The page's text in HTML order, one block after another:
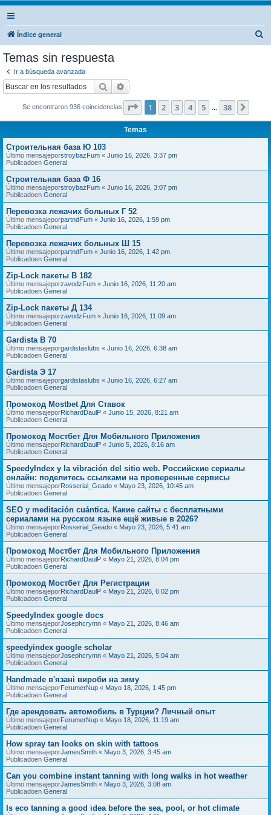
Índice general
Temas sin respuesta
Ir a búsqueda avanzada
Buscar
Se encontraron 936 coincidencias Página de 38
1 2 3 4 5 38
Temas
Строительная база Ю 103
Último mensajeporstroybazFum « Junio 16, 2026, 3:37 pm
Publicadoen General
Строительная база Ф 16
Último mensajeporstroybazFum « Junio 16, 2026, 3:07 pm
Publicadoen General
Перевозка лежачих больных Г 52
Último mensajeporpartndFum « Junio 16, 2026, 1:59 pm
Publicadoen General
Перевозка лежачих больных Ш 15
Último mensajeporpartndFum « Junio 16, 2026, 1:42 pm
Publicadoen General
Zip-Lock пакеты В 182
Último mensajeporzavodzFum « Junio 16, 2026, 11:20 am
Publicadoen General
Zip-Lock пакеты Д 134
Último mensajeporzavodzFum « Junio 16, 2026, 11:09 am
Publicadoen General
Gardista В 70
Último mensajeporgardistaslubs « Junio 16, 2026, 6:38 am
Publicadoen General
Gardista Э 17
Último mensajeporgardistaslubs « Junio 16, 2026, 6:27 am
Publicadoen General
Промокод Mostbet Для Ставок
Último mensajeporRichardDaulP « Junio 15, 2026, 8:21 am
Publicadoen General
Промокод Мостбет Для Мобильного Приложения
Último mensajeporRichardDaulP « Junio 5, 2026, 8:16 am
Publicadoen General
SpeedyIndex y la vibración del sitio web. Российские сериалы
онлайн: поделитесь ссылками на проверенные сервисы
Último mensajeporRosserial_Geado « Mayo 23, 2026, 10:45 am
Publicadoen General
SEO y meditación cuántica. Какие сайты с бесплатными
сериалами на русском языке ещё живые в 2026?
Último mensajeporRosserial_Geado « Mayo 23, 2026, 5:41 am
Publicadoen General
Промокод Мостбет Для Мобильного Приложения
Último mensajeporRichardDaulP « Mayo 21, 2026, 8:04 pm
Publicadoen General
Промокод Мостбет Для Регистрации
Último mensajeporRichardDaulP « Mayo 21, 2026, 6:02 pm
Publicadoen General
SpeedyIndex google docs
Último mensajeporJosephcrymn « Mayo 21, 2026, 8:46 am
Publicadoen General
speedyindex google scholar
Último mensajeporJosephcrymn « Mayo 21, 2026, 5:04 am
Publicadoen General
Handmade в'язані вироби на зиму
Último mensajeporFerumerNup « Mayo 18, 2026, 1:45 pm
Publicadoen General
Где арендовать автомобиль в Турции? Личный опыт
Último mensajeporFerumerNup « Mayo 18, 2026, 11:19 am
Publicadoen General
How spray tan looks on skin with tattoos
Último mensajeporJamesSmith « Mayo 3, 2026, 3:45 am
Publicadoen General
Can you combine instant tanning with long walks in hot weather
Último mensajeporJamesSmith « Mayo 3, 2026, 3:08 am
Publicadoen General
Is eco tanning a good idea before the sea, pool, or hot climate